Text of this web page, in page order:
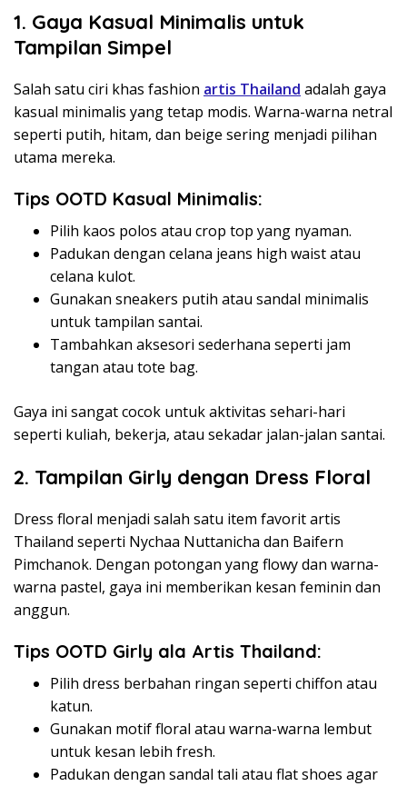
1. Gaya Kasual Minimalis untuk
Tampilan Simpel
Salah satu ciri khas fashion artis Thailand adalah gaya
kasual minimalis yang tetap modis. Warna-warna netral
seperti putih, hitam, dan beige sering menjadi pilihan
utama mereka.
Tips OOTD Kasual Minimalis:
Pilih kaos polos atau crop top yang nyaman.
Padukan dengan celana jeans high waist atau
celana kulot.
Gunakan sneakers putih atau sandal minimalis
untuk tampilan santai.
Tambahkan aksesori sederhana seperti jam
tangan atau tote bag.
Gaya ini sangat cocok untuk aktivitas sehari-hari
seperti kuliah, bekerja, atau sekadar jalan-jalan santai.
2. Tampilan Girly dengan Dress Floral
Dress floral menjadi salah satu item favorit artis
Thailand seperti Nychaa Nuttanicha dan Baifern
Pimchanok. Dengan potongan yang flowy dan warna-
warna pastel, gaya ini memberikan kesan feminin dan
anggun.
Tips OOTD Girly ala Artis Thailand:
Pilih dress berbahan ringan seperti chiffon atau
katun.
Gunakan motif floral atau warna-warna lembut
untuk kesan lebih fresh.
Padukan dengan sandal tali atau flat shoes agar